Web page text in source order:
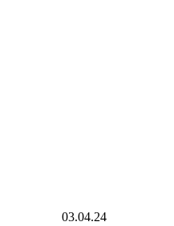
03.04.24